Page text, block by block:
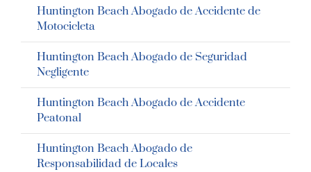
Huntington Beach Abogado de Accidente de
Motocicleta
Huntington Beach Abogado de Seguridad
Negligente
Huntington Beach Abogado de Accidente
Peatonal
Huntington Beach Abogado de
Responsabilidad de Locales